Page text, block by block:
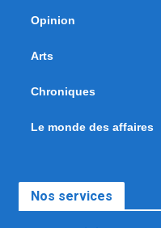
Opinion
Arts
Chroniques
Le monde des affaires
Nos services